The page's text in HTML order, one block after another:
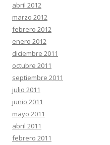
abril 2012
marzo 2012
febrero 2012
enero 2012
diciembre 2011
octubre 2011
septiembre 2011
julio 2011
junio 2011
mayo 2011
abril 2011
febrero 2011